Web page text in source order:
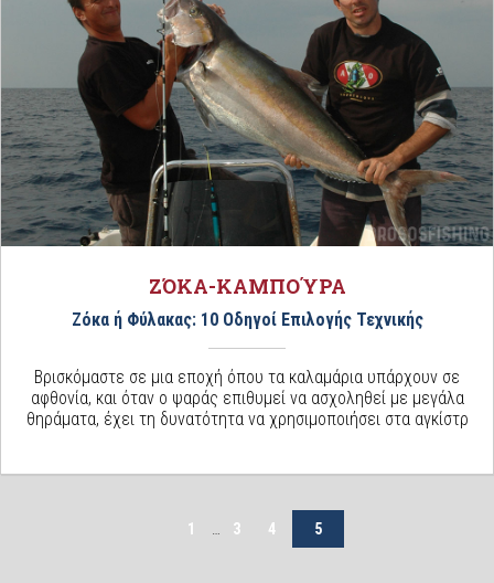
ΖΌΚΑ-ΚΑΜΠΟΎΡΑ
Ζόκα ή Φύλακας: 10 Οδηγοί Επιλογής Τεχνικής
Βρισκόμαστε σε μια εποχή όπου τα καλαμάρια υπάρχουν σε
αφθονία, και όταν ο ψαράς επιθυμεί να ασχοληθεί με μεγάλα
θηράματα, έχει τη δυνατότητα να χρησιμοποιήσει στα αγκίστρ
1 3 4 5